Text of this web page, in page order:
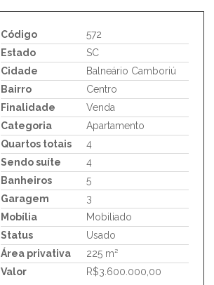
Código
572
Estado
SC
Cidade
Balneário Camboriú
Bairro
Centro
Finalidade
Venda
Categoria
Apartamento
Quartos totais
4
Sendo suíte
4
Banheiros
5
Garagem
3
Mobília
Mobiliado
Status
Usado
Área privativa
225 m²
Valor
R$3.600.000,00